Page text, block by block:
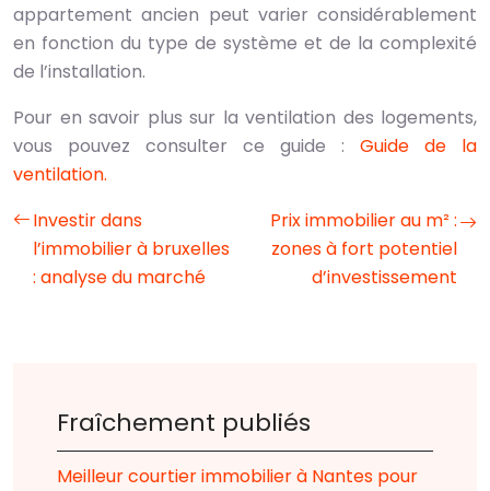
appartement ancien peut varier considérablement
en fonction du type de système et de la complexité
de l’installation.
Pour en savoir plus sur la ventilation des logements,
vous pouvez consulter ce guide : Guide de la
ventilation.
Investir dans
l’immobilier à bruxelles
: analyse du marché
Prix immobilier au m² :
zones à fort potentiel
d’investissement
Fraîchement publiés
Meilleur courtier immobilier à Nantes pour